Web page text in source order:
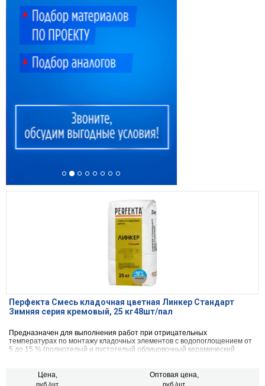
Перфекта Смесь кладочная цветная Линкер Стандарт
Зимняя серия кремовый, 25 кг48шт/пал
Предназначен для выполнения работ при отрицательных
температурах по монтажу кладочных элементов с водопоглощением от
5 до 15 % (полнотелый и пустотелый облицовочный керамический
Цена,
руб./шт.
Оптовая цена,
руб./шт.